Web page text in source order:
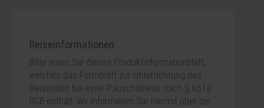
Reiseinformationen
Bitte lesen Sie dieses Produktinformationblatt,
welches das Formblatt zur Unterrichtung des
Reisenden bei einer Pauschalreise nach § 651a
BGB enthält. Wir informieren Sie hiermit über die